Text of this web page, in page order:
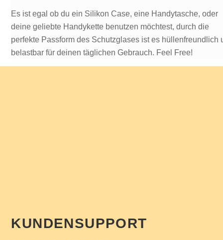
Es ist egal ob du ein Silikon Case, eine Handytasche, oder
deine geliebte Handykette benutzen möchtest, durch die
perfekte Passform des Schutzglases ist es hüllenfreundlich
belastbar für deinen täglichen Gebrauch. Feel Free!
KUNDENSUPPORT